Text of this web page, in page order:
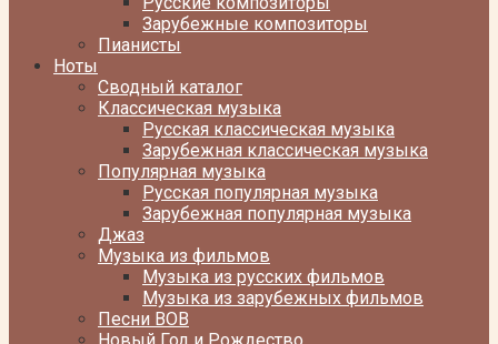
Зарубежные композиторы
Пианисты
Ноты
Сводный каталог
Классическая музыка
Русская классическая музыка
Зарубежная классическая музыка
Популярная музыка
Русская популярная музыка
Зарубежная популярная музыка
Джаз
Музыка из фильмов
Музыка из русских фильмов
Музыка из зарубежных фильмов
Песни ВОВ